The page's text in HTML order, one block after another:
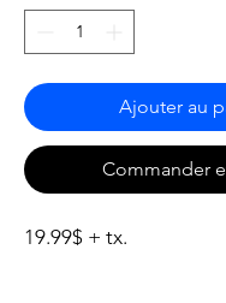
Ajouter au
Commander
19.99$ + tx.